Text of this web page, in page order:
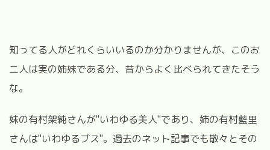
知ってる人がどれくらいいるのか分かりませんが、このお
二人は実の姉妹である分、昔からよく比べられてきたそう
な。
妹の有村架純さんが"いわゆる美人"であり、姉の有村藍里
さんは"いわゆるブス"。過去のネット記事でも散々とその